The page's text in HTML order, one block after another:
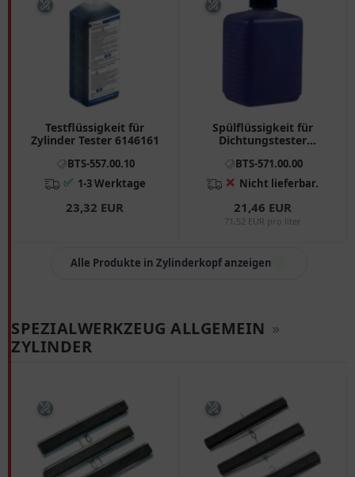
Testflüssigkeit für
Zylinder Tester 6146161
BTS-557.00.10
✅ 1-3 Werktage
23,32 EUR
Spülflüssigkeit für
Dichtungstester
BTS-571.00.00
❌ Nicht lieferbar.
21,46 EUR
71,52 EUR pro liter
Alle Produkte in Zylinderkopf anzeigen
SPEZIALWERKZEUG ALLGEMEIN »
ZYLINDER